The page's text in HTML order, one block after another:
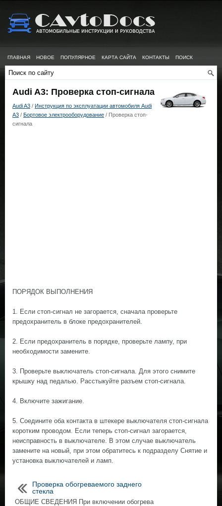
ГЛАВНАЯ НОВОЕ ПОПУЛЯРНОЕ КАРТА САЙТА КОНТАКТЫ ПОИСК
Audi A3: Проверка стоп-сигнала
Audi A3 / Инструкция по эксплуатации автомобиля Audi
A3 / Бортовое электрооборудование / Проверка стоп-
сигнала
ПОРЯДОК ВЫПОЛНЕНИЯ
1. Если стоп-сигнал не загорается, сначала проверьте
предохранитель в блоке предохранителей.
2. Если предохранитель в порядке, проверьте лампу, при
необходимости замените.
3. Проверьте выключатель стоп-сигнала. Для этого снимите
крышку над педалью. Расстыкуйте разъем стоп-сигнала.
4. Включите зажигание.
5. Соедините оба контакта в штекере выключателя стоп-сигнала
коротким проводом. Если теперь стоп-сигнал загорается,
неисправность в выключателе. В этом случае выключатель
замените на новый, при этом обратитесь к подразделу Снятие и
установка выключателей и ламп.
Проверка обогреваемого заднего
стекла
ОБЩИЕ СВЕДЕНИЯ При включении обогрева